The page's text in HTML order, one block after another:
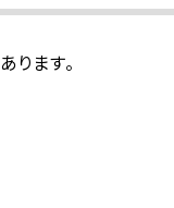
ます。